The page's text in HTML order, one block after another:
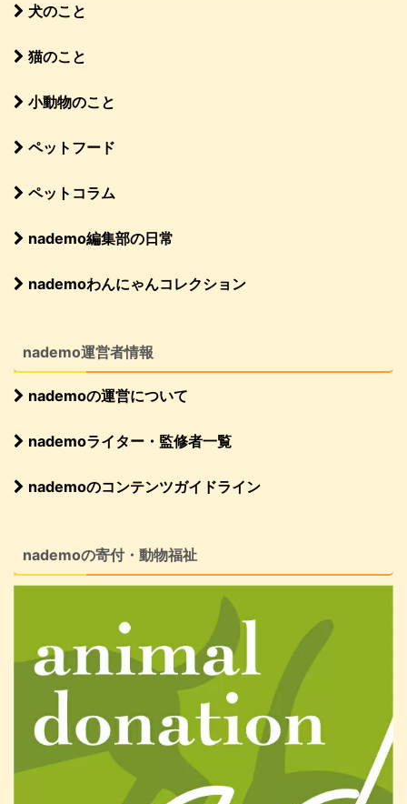
犬のこと
猫のこと
小動物のこと
ペットフード
ペットコラム
nademo編集部の日常
nademoわんにゃんコレクション
nademo運営者情報
nademoの運営について
nademoライター・監修者一覧
nademoのコンテンツガイドライン
nademoの寄付・動物福祉